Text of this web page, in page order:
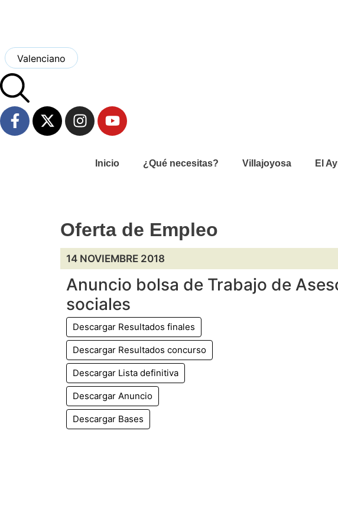
Valenciano
Inicio ¿Qué necesitas? Villajoyosa El
Oferta de Empleo
14 NOVIEMBRE 2018
Anuncio bolsa de Trabajo de
sociales
Descargar Resultados finales
Descargar Resultados concurso
Descargar Lista definitiva
Descargar Anuncio
Descargar Bases